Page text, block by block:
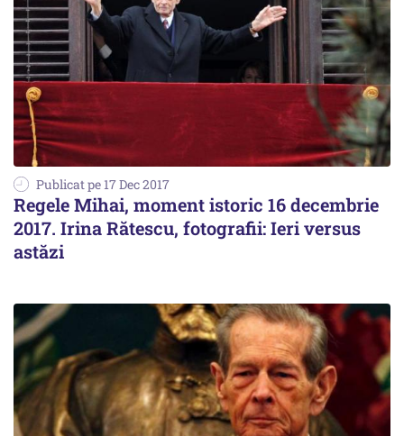
Publicat pe 17 Dec 2017
Regele Mihai, moment istoric 16 decembrie
2017. Irina Rătescu, fotografii: Ieri versus
astăzi